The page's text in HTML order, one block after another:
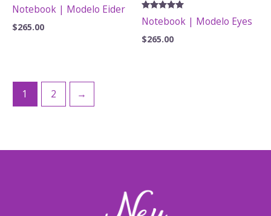
Notebook | Modelo Eider
$265.00
Valorado
con
de 5
Notebook | Modelo Eyes
$265.00
1 2 →